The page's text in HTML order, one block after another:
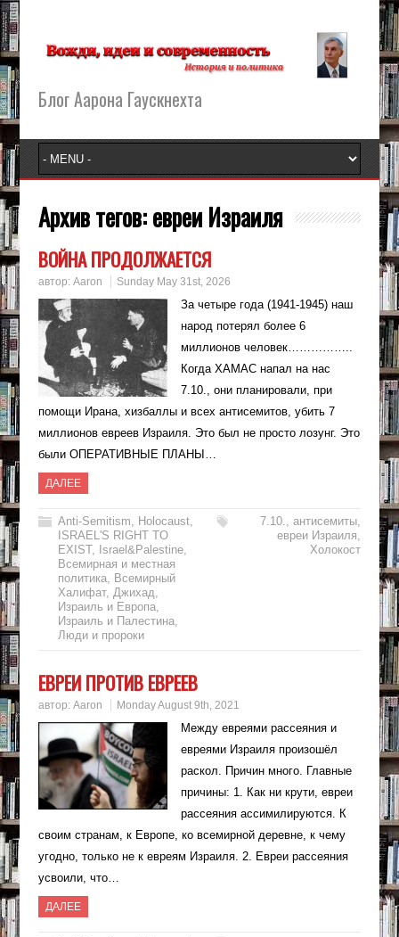
Блог Аарона Гаускнехта
Архив тегов:евреи Израиля
ВОЙНА ПРОДОЛЖАЕТСЯ
автор: Aaron Sunday May 31st, 2026
За четыре года (1941-1945) наш
народ потерял более 6
миллионов человек……………..
Когда ХАМАС напал на нас
7.10., они планировали, при
помощи Ирана, хизбаллы и всех антисемитов, убить 7
миллионов евреев Израиля. Это был не просто лозунг. Это
были ОПЕРАТИВНЫЕ ПЛАНЫ…
ДАЛЕЕ
Anti-Semitism, Holocaust,
ISRAEL'S RIGHT TO
EXIST, Israel&Palestine,
Всемирная и местная
политика, Всемирный
Халифат, Джихад,
Израиль и Европа,
Израиль и Палестина,
Люди и пророки
7.10.,антисемиты,
евреи Израиля,
Холокост
ЕВРЕИ ПРОТИВ ЕВРЕЕВ
автор: Aaron Monday August 9th, 2021
Между евреями рассеяния и
евреями Израиля произошёл
раскол. Причин много. Главные
причины: 1. Как ни крути, евреи
рассеяния ассимилируются. К
своим странам, к Европе, ко всемирной деревне, к чему
угодно, только не к евреям Израиля. 2. Евреи рассеяния
усвоили, что…
ДАЛЕЕ